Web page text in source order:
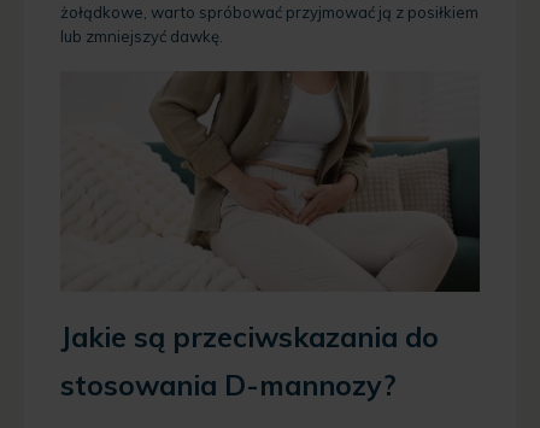
żołądkowe, warto spróbować przyjmować ją z posiłkiem
lub zmniejszyć dawkę.
Jakie są przeciwskazania do
stosowania D-mannozy?